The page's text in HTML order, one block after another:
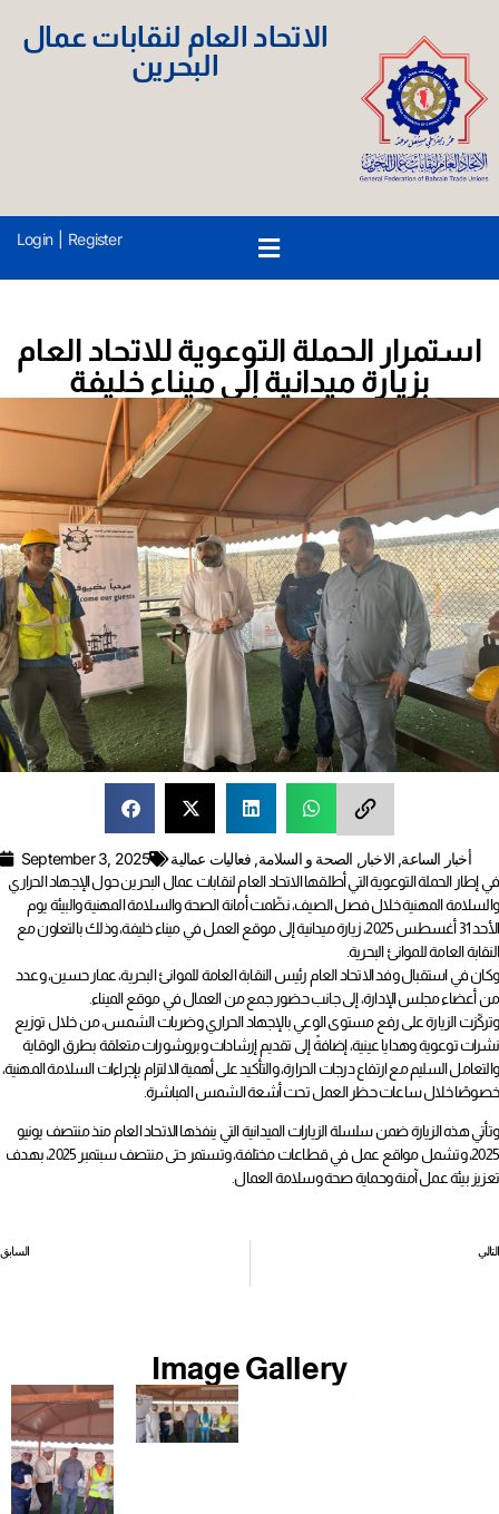
الاتحاد العام لنقابات عمال
البحرين
Login Register
استمرار الحملة التوعوية للاتحاد العام
بزيارة ميدانية إلى ميناء خليفة
September 3, 2025 أخبار الساعة, الاخبار, الصحة و السلامة, فعاليات عمالية
في إطار الحملة التوعوية التي أطلقها الاتحاد العام لنقابات عمال البحرين حول الإجهاد الحراري
والسلامة المهنية خلال فصل الصيف، نظّمت أمانة الصحة والسلامة المهنية والبيئة يوم
الأحد 31 أغسطس 2025، زيارة ميدانية إلى موقع العمل في ميناء خليفة، وذلك بالتعاون مع
النقابة العامة للموانئ البحرية.
وكان في استقبال وفد الاتحاد العام رئيس النقابة العامة للموانئ البحرية، عمار حسين، وعدد
من أعضاء مجلس الإدارة، إلى جانب حضور جمع من العمال في موقع الميناء.
وتركّزت الزيارة على رفع مستوى الوعي بالإجهاد الحراري وضربات الشمس، من خلال توزيع
نشرات توعوية وهدايا عينية، إضافةً إلى تقديم إرشادات وبروشورات متعلقة بطرق الوقاية
والتعامل السليم مع ارتفاع درجات الحرارة، والتأكيد على أهمية الالتزام بإجراءات السلامة المهنية،
خصوصًا خلال ساعات حظر العمل تحت أشعة الشمس المباشرة.
وتأتي هذه الزيارة ضمن سلسلة الزيارات الميدانية التي ينفذها الاتحاد العام منذ منتصف يونيو
2025، وتشمل مواقع عمل في قطاعات مختلفة، وتستمر حتى منتصف سبتمبر 2025، بهدف
تعزيز بيئة عمل آمنة وحماية صحة وسلامة العمال.
السابق التالي
Image Gallery